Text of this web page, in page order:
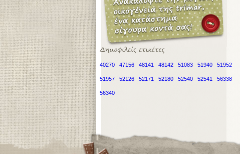
40270 47156 48141 48142 51083 51940 51952
51957 52126 52171 52180 52540 52541 56338
56340